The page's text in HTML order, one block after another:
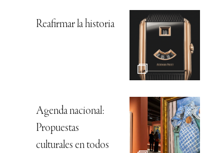
Reafirmar la historia
Agenda nacional:
Propuestas
culturales en todos